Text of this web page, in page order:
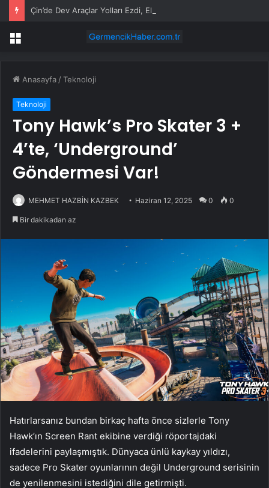
Menü
Anasayfa /Teknoloji
Teknoloji
Tony Hawk’s Pro Skater 3 +
4’te, ‘Underground’
Göndermesi Var!
MEHMET HAZBİN KAZBEK Haziran 12, 2025 0 0
Bir dakikadan az
Hatırlarsanız bundan birkaç hafta önce sizlerle Tony
Hawk’ın Screen Rant ekibine verdiği röportajdaki
ifadelerini paylaşmıştık. Dünyaca ünlü kaykay yıldızı,
sadece Pro Skater oyunlarının değil Underground serisinin
de yenilenmesini istediğini dile getirmişti.